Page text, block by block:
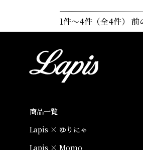
1件～4件（全4
商品一覧
Lapis × ゆりにゃ
Lapis × Momo